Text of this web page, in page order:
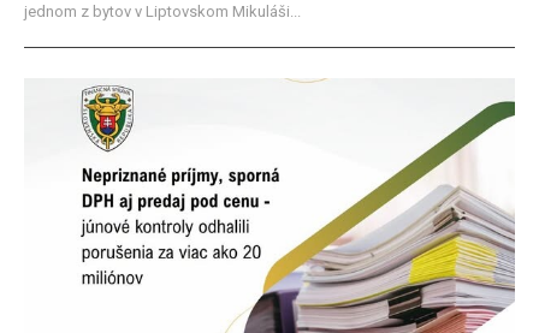
jednom z bytov v Liptovskom Mikuláši...